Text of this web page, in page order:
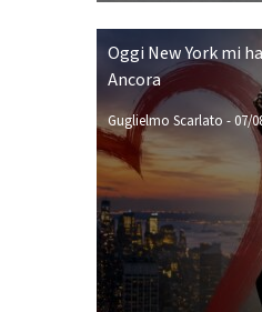
Oggi New York mi
Ancora
Guglielmo Scarlato -07/